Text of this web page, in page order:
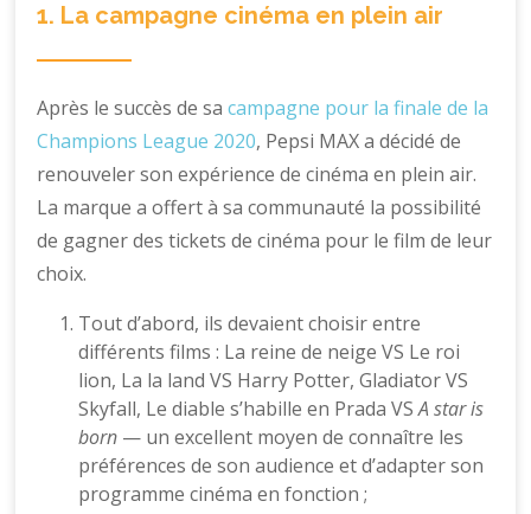
1. La campagne cinéma en plein air
Après le succès de sacampagne pour la finale de la
Champions League 2020, Pepsi MAX a décidé de
renouveler son expérience de cinéma en plein air.
La marque a offert à sa communauté la possibilité
de gagner des tickets de cinéma pour le film de leur
choix.
Tout d’abord, ils devaient choisir entre
différents films : La reine de neige VS Le roi
lion, La la land VS Harry Potter, Gladiator VS
Skyfall, Le diable s’habille en Prada VSA star is
born — un excellent moyen de connaître les
préférences de son audience et d’adapter son
programme cinéma en fonction ;